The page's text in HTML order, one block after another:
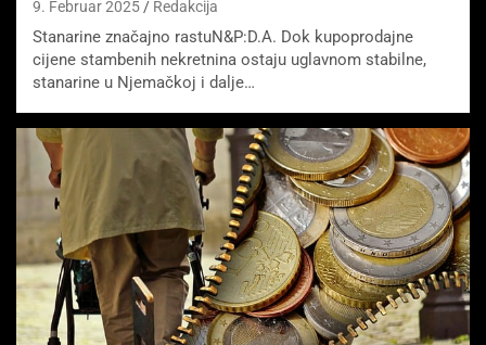
9. Februar 2025 Redakcija
Stanarine značajno rastuN&P:D.A. Dok kupoprodajne
cijene stambenih nekretnina ostaju uglavnom stabilne,
stanarine u Njemačkoj i dalje…